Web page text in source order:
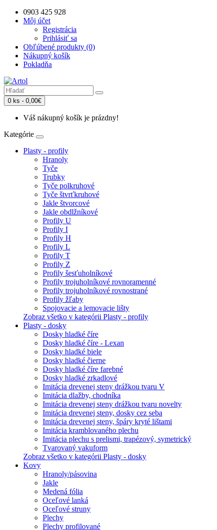
0903 425 928
Môj účet
Registrácia
Prihlásiť sa
Obľúbené produkty (0)
Nákupný košík
Pokladňa
0 ks - 0,00€
Váš nákupný košík je prázdny!
Kategórie
Plasty - profily
Hranoly
Tyče
Trubky
Tyče polkruhové
Tyče štvrťkruhové
Jakle štvorcové
Jakle obdlžníkové
Profily U
Profily I
Profily H
Profily L
Profily T
Profily Z
Profily šesťuholníkové
Profily trojuholníkové rovnoramenné
Profily trojuholníkové rovnostrané
Profily žľaby
Spojovacie a lemovacie lišty
Zobraz všetko v kategórii Plasty - profily
Plasty - dosky
Dosky hladké číre
Dosky hladké číre - Lexan
Dosky hladké biele
Dosky hladké čierne
Dosky hladké číre farebné
Dosky hladké zrkadlové
Imitácia drevenej steny drážkou tvaru V
Imitácia dlažby, chodníka
Imitácia drevenej steny drážkou tvaru novelty
Imitácia drevenej steny, dosky cez seba
Imitácia drevenej steny, špáry kryté lištami
Imitácia kramblovaného plechu
Imitácia plechu s prelismi, trapézový, symetrický
Tvarovaný vakuform
Zobraz všetko v kategórii Plasty - dosky
Kovy
Hranoly/pásovina
Jakle
Medená fólia
Oceľové lanká
Oceľové struny
Plechy
Plechy profilované